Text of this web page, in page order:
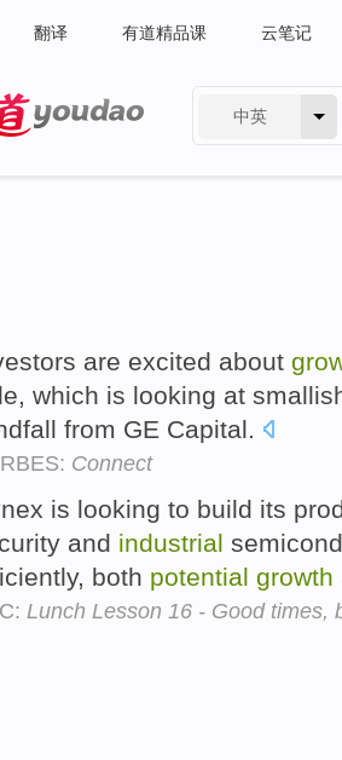
翻译 有道精品课 云笔记
中英
are excited about
which is looking at
from GE Capital.
Connect
is looking to build its
and industrial
both potential growth
Lunch Lesson 16 - Good times,